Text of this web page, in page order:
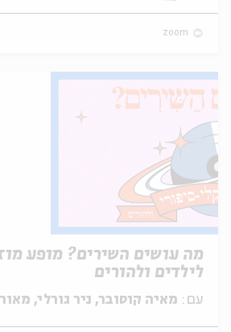
zoom
מה עושים השירים? מופע
לילדים ולהורים
עם: מאיה קוסובר, ניר גורלי,